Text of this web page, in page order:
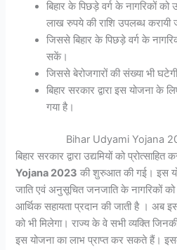
बिहार के पिछड़े वर्ग के नागरिकों
लाख रुपये की राशि उपलब्ध करायी
जिससे बिहार के पिछड़े वर्ग के
सकें।
जिससे बेरोजगारों की संख्या भी
बिहार सरकार द्वारा इस योजना के
गया है।
Bihar Udyami Yojana
बिहार सरकार द्वारा उद्यमियों को
Yojana 2023 की शुरुआत की गई। इस
जाति एवं अनुसूचित जनजाति के नागरिकों
आर्थिक सहायता प्रदान की जाती है । अब
को भी मिलेगा। राज्य के वे सभी व्यक्ति
इस योजना का लाभ प्राप्त कर सकते हैं।